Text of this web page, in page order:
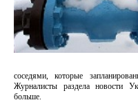
соседями, которые
Журналисты раздела новости
больше.